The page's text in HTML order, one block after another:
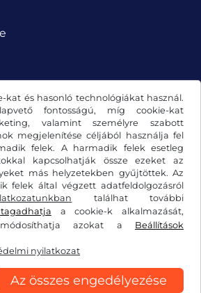
kat és hasonló technológiákat használ.
fontosságú, míg cookie-kat
valamint személyre szabott
megjelenítése céljából használja fel
felek. A harmadik felek esetleg
kapcsolhatják össze ezeket az
más helyzetekben gyűjtöttek. Az
felek által végzett adatfeldolgozásról
találhat további
a cookie-k alkalmazását,
azokat a Beállítások
nyilatkozat
Az összes engedélyezése
elállási jog
Cookie-beállítások